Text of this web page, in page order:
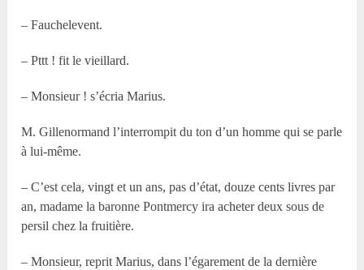
– Fauchelevent.
– Pttt ! fit le vieillard.
– Monsieur ! s’écria Marius.
M. Gillenormand l’interrompit du ton d’un homme qui se parle
à lui-même.
– C’est cela, vingt et un ans, pas d’état, douze cents livres par
an, madame la baronne Pontmercy ira acheter deux sous de
persil chez la fruitière.
– Monsieur, reprit Marius, dans l’égarement de la dernière